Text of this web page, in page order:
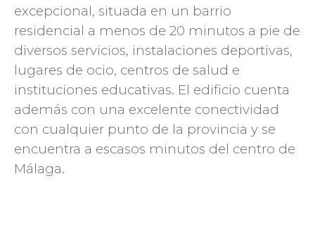
excepcional, situada en un barrio
residencial a menos de 20 minutos a pie de
diversos servicios, instalaciones deportivas,
lugares de ocio, centros de salud e
instituciones educativas. El edificio cuenta
además con una excelente conectividad
con cualquier punto de la provincia y se
encuentra a escasos minutos del centro de
Málaga.